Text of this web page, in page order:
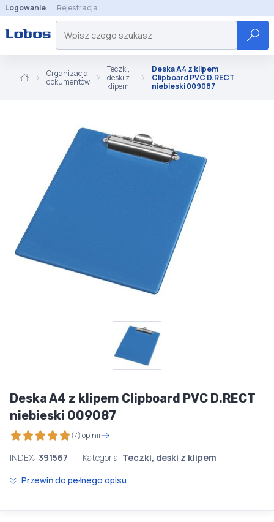
Logowanie Rejestracja
Organizacja
dokumentów
Teczki,
deski z
klipem
Deska A4 z klipem
Clipboard PVC D.RECT
niebieski 009087
Deska A4 z klipem Clipboard PVC D.RECT
niebieski 009087
(7) opinii
INDEX: 391567 Kategoria: Teczki, deski z klipem
Przewiń do pełnego opisu